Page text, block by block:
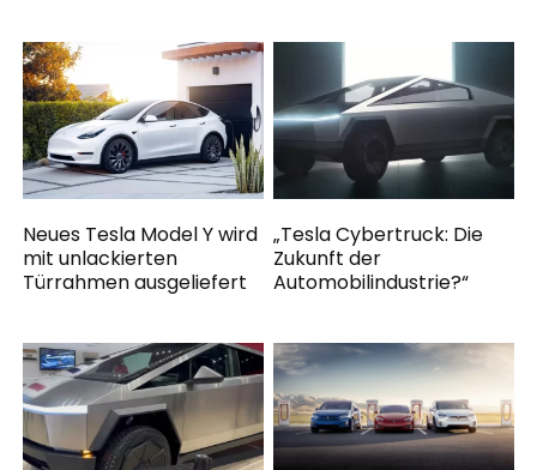
Neues Tesla Model Y wird
mit unlackierten
Türrahmen ausgeliefert
„Tesla Cybertruck: Die
Zukunft der
Automobilindustrie?“